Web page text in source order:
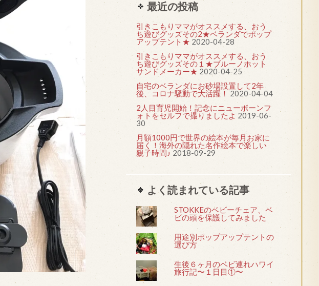
最近の投稿
引きこもりママがオススメする、おう
ち遊びグッズその2★ベランダでポップ
アップテント★ 2020-04-28
引きこもりママがオススメする、おう
ち遊びグッズその１★ブルーノホット
サンドメーカー★ 2020-04-25
自宅のベランダにお砂場設置して2年
後、コロナ騒動で大活躍！ 2020-04-04
2人目育児開始！記念にニューボーンフ
ォトをセルフで撮りましたよ 2019-06-
30
月額1000円で世界の絵本が毎月お家に
届く！海外の隠れた名作絵本で楽しい
親子時間♪ 2018-09-29
よく読まれている記事
STOKKEのベビーチェア、ベ
ビの頭を保護してみました
用途別ポップアップテントの
選び方
生後６ヶ月のベビ連れハワイ
旅行記〜１日目①〜